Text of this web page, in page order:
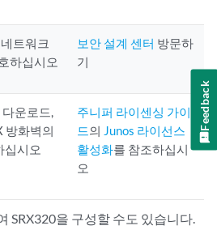
트워크
하십시오
보안 설계 센터 방문하
기
운로드,
방화벽의
십시오
주니퍼 라이센싱 가이
드의 Junos 라이선스
활성화를 참조하십시
오
SRX320을 구성할 수도 있습니다.
Feedback